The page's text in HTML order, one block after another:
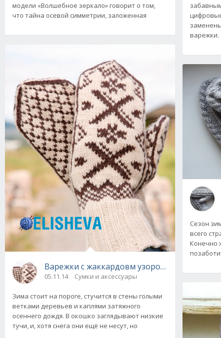
модели «Волшебное зеркало» говорит о том,
что тайна осевой симметрии, заложенная
Варежки с жаккардовм узором «Зимний
05.11.14 Сумки и аксессуары
Зима стоит на пороге, стучится в стены голыми
ветками деревьев и каплями затяжного
осеннего дождя. В окошко заглядывают низкие
тучи, и, хотя снега они ещё не несут, но
варежки.
Сезон
всего
Конечно